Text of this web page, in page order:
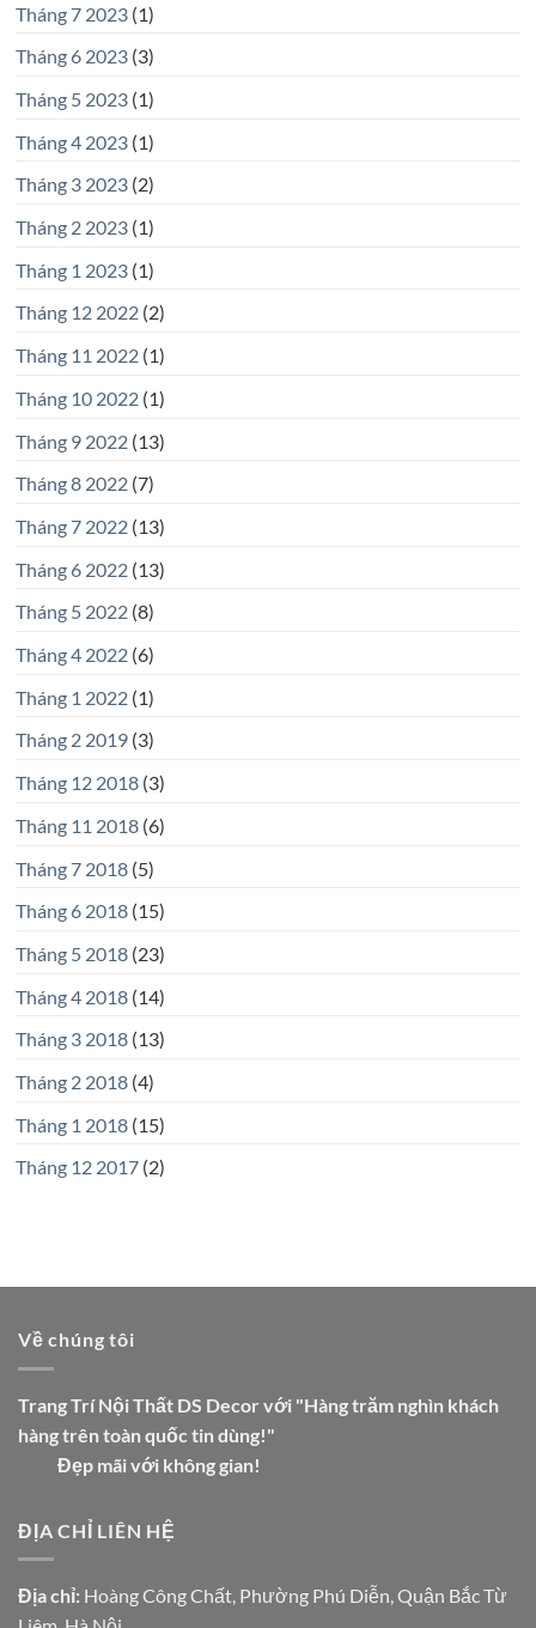
Tháng 7 2023(1)
Tháng 6 2023(3)
Tháng 5 2023(1)
Tháng 4 2023(1)
Tháng 3 2023(2)
Tháng 2 2023(1)
Tháng 1 2023(1)
Tháng 12 2022(2)
Tháng 11 2022(1)
Tháng 10 2022(1)
Tháng 9 2022(13)
Tháng 8 2022(7)
Tháng 7 2022(13)
Tháng 6 2022(13)
Tháng 5 2022(8)
Tháng 4 2022(6)
Tháng 1 2022(1)
Tháng 2 2019(3)
Tháng 12 2018(3)
Tháng 11 2018(6)
Tháng 7 2018(5)
Tháng 6 2018(15)
Tháng 5 2018(23)
Tháng 4 2018(14)
Tháng 3 2018(13)
Tháng 2 2018(4)
Tháng 1 2018(15)
Tháng 12 2017(2)
Về chúng tôi
Trang Trí Nội Thất DS Decor với "Hàng trăm nghìn khách
hàng trên toàn quốc tin dùng!"
Đẹp mãi với không gian!
ĐỊA CHỈ LIÊN HỆ
Địa chỉ: Hoàng Công Chất, Phường Phú Diễn, Quận Bắc Từ